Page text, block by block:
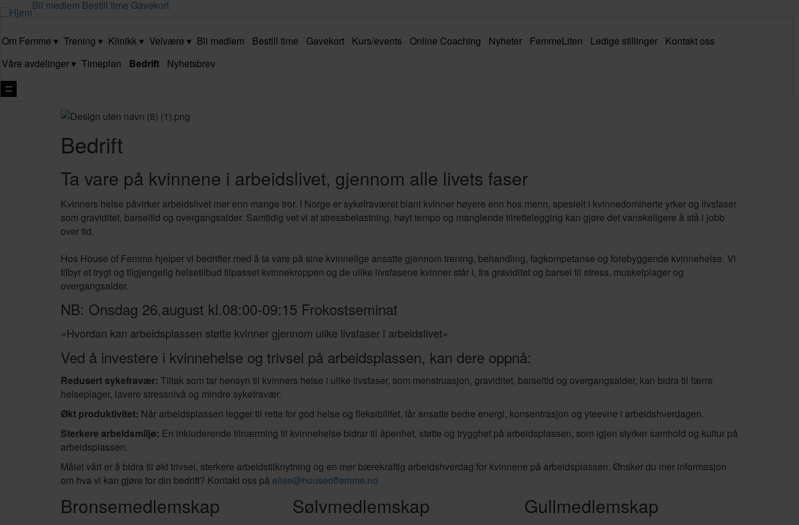
Om Femme Trening Klinikk Velvære Bli medlem Bestill time Gavekort Kurs/events Online Coaching Nyheter FemmeLiten Ledige stillinger
Kontakt oss
Våre avdelinger
Timeplan Bedrift Nyhetsbrev
Bli medlem Bestill time Gavekort
Vis
Bedrift
Ta vare på kvinnene i arbeidslivet, gjennom alle livets faser
Kvinners helse påvirker arbeidslivet mer enn mange tror. I Norge er sykefraværet blant kvinner høyere enn hos menn, spesielt i kvinnedominerte yrker og livsfaser
som graviditet, barseltid og overgangsalder. Samtidig vet vi at stressbelastning, høyt tempo og manglende tilrettelegging kan gjøre det vanskeligere å stå i jobb
over tid.
Hos House of Femme hjelper vi bedrifter med å ta vare på sine kvinnelige ansatte gjennom trening, behandling, fagkompetanse og forebyggende kvinnehelse. Vi
tilbyr et trygt og tilgjengelig helsetilbud tilpasset kvinnekroppen og de ulike livsfasene kvinner står i, fra graviditet og barsel til stress, muskelplager og
overgangsalder.
NB: Onsdag 26.august kl.08:00-09:15 Frokostseminat
«Hvordan kan arbeidsplassen støtte kvinner gjennom ulike livsfaser i arbeidslivet»
Ved å investere i kvinnehelse og trivsel på arbeidsplassen, kan dere oppnå:
Redusert sykefravær: Tiltak som tar hensyn til kvinners helse i ulike livsfaser, som menstruasjon, graviditet, barseltid og overgangsalder, kan bidra til færre
helseplager, lavere stressnivå og mindre sykefravær.
Økt produktivitet: Når arbeidsplassen legger til rette for god helse og fleksibilitet, får ansatte bedre energi, konsentrasjon og yteevne i arbeidshverdagen.
Sterkere arbeidsmiljø: En inkluderende tilnærming til kvinnehelse bidrar til åpenhet, støtte og trygghet på arbeidsplassen, som igjen styrker samhold og kultur på
arbeidsplassen.
Målet vårt er å bidra til økt trivsel, sterkere arbeidstilknytning og en mer bærekraftig arbeidshverdag for kvinnene på arbeidsplassen. Ønsker du mer informasjon
om hva vi kan gjøre for din bedrift? Kontakt oss på elise@houseoffemme.no
Bronsemedlemskap Sølvmedlemskap Gullmedlemskap